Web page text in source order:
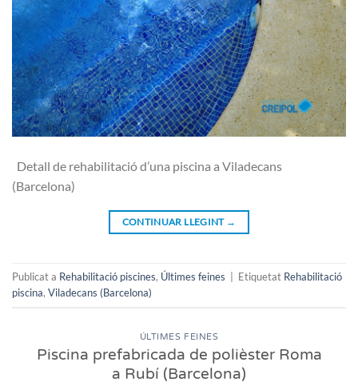
Detall de rehabilitació d’una piscina a Viladecans
(Barcelona)
CONTINUAR LLEGINT →
Publicat a Rehabilitació piscines, Últimes feines Etiquetat Rehabilitació
piscina, Viladecans (Barcelona)
ÚLTIMES FEINES
Piscina prefabricada de polièster Roma
a Rubí (Barcelona)